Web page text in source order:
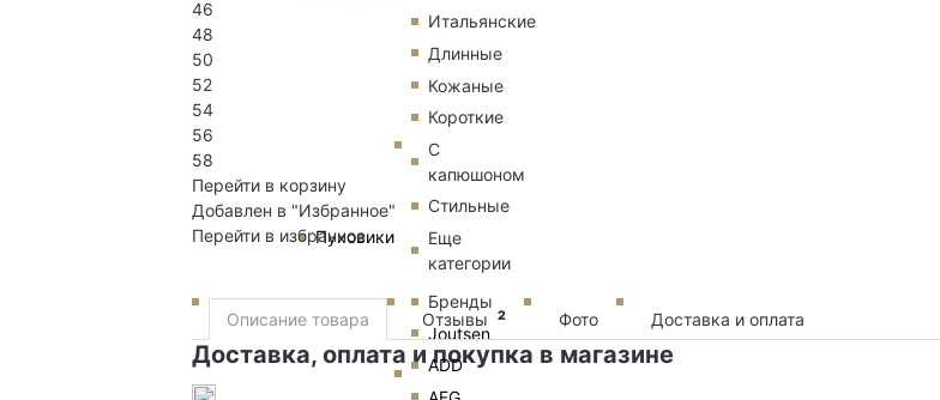
Пуховики
Итальянские
Длинные
Кожаные
Короткие
С
капюшоном
Стильные
Еще
категории
Бренды
Joutsen
ADD
46
48
50
52
54
56
58
Перейти в корзину
Добавлен в "Избранное"
Перейти в избранное
Описание товара Отзывы 2 Фото Доставка и оплата
Доставка, оплата и покупка в магазине